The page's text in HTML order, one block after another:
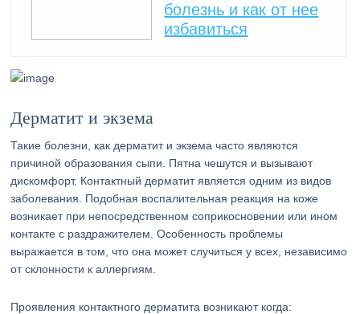
болезнь и как от нее
избавиться
Дерматит и экзема
Такие болезни, как дерматит и экзема часто являются
причиной образования сыпи. Пятна чешутся и вызывают
дискомфорт. Контактный дерматит является одним из видов
заболевания. Подобная воспалительная реакция на коже
возникает при непосредственном соприкосновении или ином
контакте с раздражителем. Особенность проблемы
выражается в том, что она может случиться у всех, независимо
от склонности к аллергиям.
Проявления контактного дерматита возникают когда: